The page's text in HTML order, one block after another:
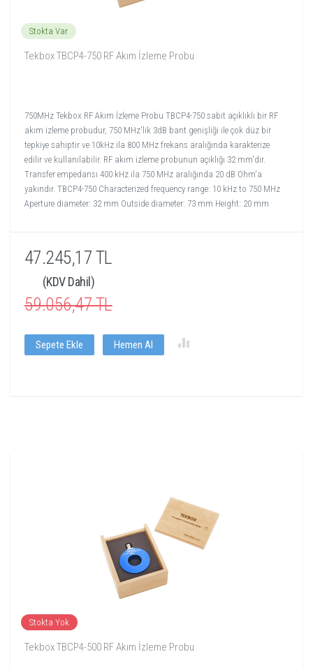
Stokta Var
Tekbox TBCP4-750 RF Akım İzleme Probu
750MHz Tekbox RF Akım İzleme Probu TBCP4-750 sabit açıklıklı bir RF
akım izleme probudur, 750 MHz'lik 3dB bant genişliği ile çok düz bir
tepkiye sahiptir ve 10kHz ila 800 MHz frekans aralığında karakterize
edilir ve kullanılabilir. RF akım izleme probunun açıklığı 32 mm'dir.
Transfer empedansı 400 kHz ila 750 MHz aralığında 20 dB Ohm'a
yakındır. TBCP4-750 Characterized frequency range: 10 kHz to 750 MHz
Aperture diameter: 32 mm Outside diameter: 73 mm Height: 20 mm
47.245,17 TL
(KDV Dahil)
59.056,47 TL
Sepete Ekle Hemen Al
Stokta Yok
Tekbox TBCP4-500 RF Akım İzleme Probu